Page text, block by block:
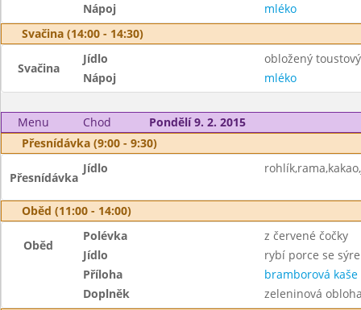
Nápoj
mléko
Svačina (14:00 - 14:30)
Svačina
Jídlo
obložený
Nápoj
mléko
Menu Chod
Pondělí 9. 2. 2015
Přesnídávka (9:00 - 9:30)
Přesnídávka
Jídlo
Oběd (11:00 - 14:00)
Oběd
Polévka
z červené čočky
Jídlo
rybí porce se
Příloha
bramborová kaše
Doplněk
zeleninová